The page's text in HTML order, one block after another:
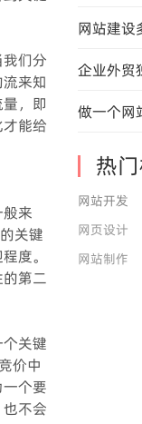
们分
来知
，即
能给
来
关键
度。
第二
关键
价中
个要
不会
网站建设
企业外贸
做一个网
热
网站开发
网页设计
网站制作